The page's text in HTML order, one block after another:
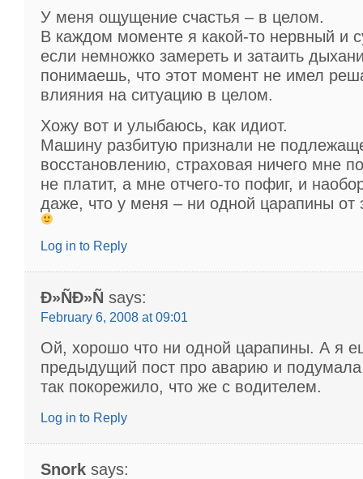
У меня ощущение счастья – в целом.
В каждом моменте я какой-то нервный и
если немножко замереть и затаить
понимаешь, что этот момент не имел
влияния на ситуацию в целом.
Хожу вот и улыбаюсь, как идиот.
Машину разбитую признали не
восстановлению, страховая ничего мне
не платит, а мне отчего-то пофиг, и
даже, что у меня – ни одной царапины от
Log in to Reply
Ð»ÑÐ»Ñ says:
February 6, 2008 at 09:01
Ой, хорошо что ни одной царапины. А я
предыдущий пост про аварию и
так покорежило, что же с водителем.
Log in to Reply
Snork says: